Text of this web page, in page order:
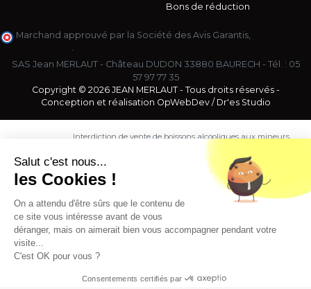
Bons de réduction
Marchand approuvé par la Société des Avis Garantis,
SAS Jean MERLAUT - Château DUDON 33880 BAURECH - Tél. : 05
57 97 77 35
Copyright © 2026 JEAN MERLAUT - Tous droits réservés -
Conception et réalisation OpWebDev/ Dr'es Studio
Interdiction de vente de boissons alcooliques aux mineurs
de moins de 18 ans. La preuve de majorité de l'acheteur
est exigée au moment de la vente en ligne.
CODE DE LA SANTE PUBLIQUE, ART. L. 3342-1 et L. 3353-3
L'abus d'alcool est dangereux pour la santé. Sachez
Salut c'est nous...
les Cookies !
On a attendu d'être sûrs que le contenu de
ce site vous intéresse avant de vous
déranger, mais on aimerait bien vous accompagner pendant votre
visite...
C'est OK pour vous ?
Consentements certifiés par